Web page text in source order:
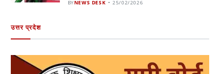
BYNEWS DESK 25/02/2026
उत्तर प्रदेश